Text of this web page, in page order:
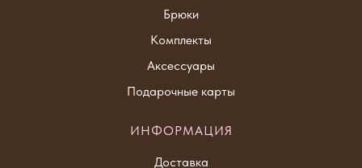
Брюки
Комплекты
Аксессуары
Подарочные карты
ИНФОРМАЦИЯ
Доставка